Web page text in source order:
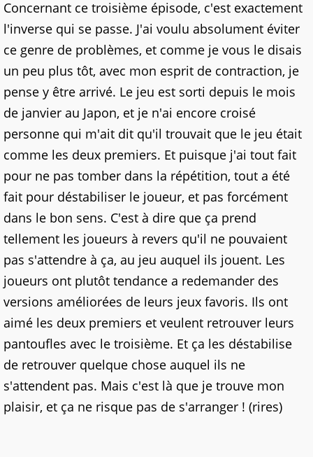
Concernant ce troisième épisode, c'est exactement
l'inverse qui se passe. J'ai voulu absolument éviter
ce genre de problèmes, et comme je vous le disais
un peu plus tôt, avec mon esprit de contraction, je
pense y être arrivé. Le jeu est sorti depuis le mois
de janvier au Japon, et je n'ai encore croisé
personne qui m'ait dit qu'il trouvait que le jeu était
comme les deux premiers. Et puisque j'ai tout fait
pour ne pas tomber dans la répétition, tout a été
fait pour déstabiliser le joueur, et pas forcément
dans le bon sens. C'est à dire que ça prend
tellement les joueurs à revers qu'il ne pouvaient
pas s'attendre à ça, au jeu auquel ils jouent. Les
joueurs ont plutôt tendance a redemander des
versions améliorées de leurs jeux favoris. Ils ont
aimé les deux premiers et veulent retrouver leurs
pantoufles avec le troisième. Et ça les déstabilise
de retrouver quelque chose auquel ils ne
s'attendent pas. Mais c'est là que je trouve mon
plaisir, et ça ne risque pas de s'arranger ! (rires)